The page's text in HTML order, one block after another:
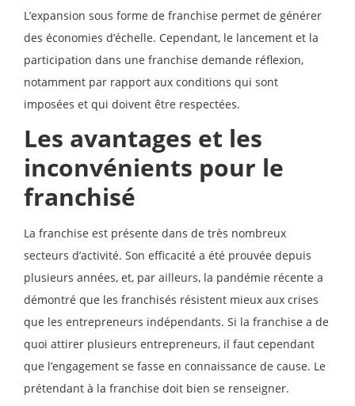
L’expansion sous forme de franchise permet de générer
des économies d’échelle. Cependant, le lancement et la
participation dans une franchise demande réflexion,
notamment par rapport aux conditions qui sont
imposées et qui doivent être respectées.
Les avantages et les
inconvénients pour le
franchisé
La franchise est présente dans de très nombreux
secteurs d’activité. Son efficacité a été prouvée depuis
plusieurs années, et, par ailleurs, la pandémie récente a
démontré que les franchisés résistent mieux aux crises
que les entrepreneurs indépendants. Si la franchise a de
quoi attirer plusieurs entrepreneurs, il faut cependant
que l’engagement se fasse en connaissance de cause. Le
prétendant à la franchise doit bien se renseigner.